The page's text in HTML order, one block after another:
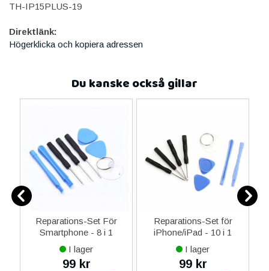
TH-IP15PLUS-19
Direktlänk:
Högerklicka och kopiera adressen
Du kanske också gillar
Reparations-Set För
Smartphone - 8 i 1
I lager
99 kr
Reparations-Set för
iPhone/iPad - 10 i 1
I lager
99 kr